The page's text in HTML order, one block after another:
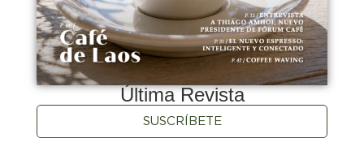
Última Revista
SUSCRÍBETE